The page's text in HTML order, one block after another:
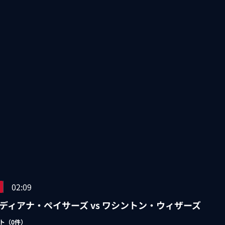
02:09
ィアナ・ペイサーズ vs ワシントン・ウィザーズ
（0件）